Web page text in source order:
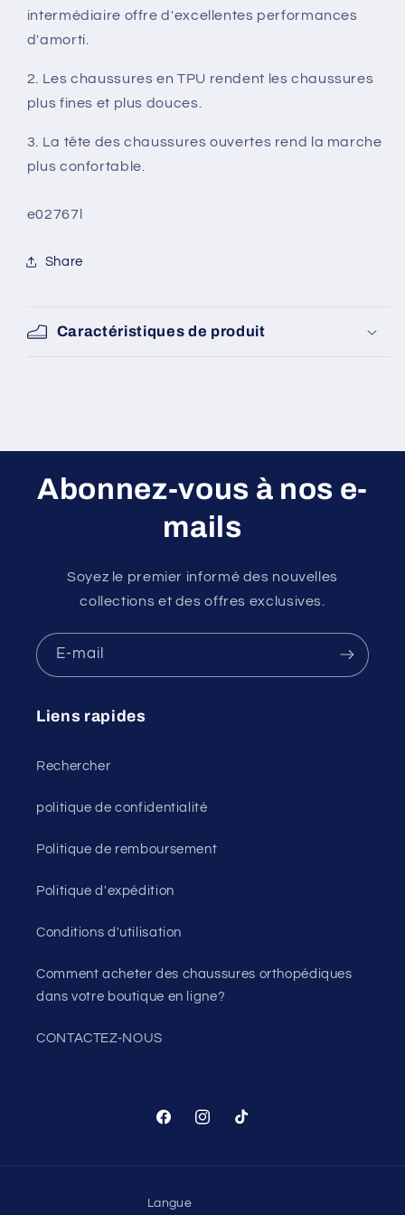
intermédiaire offre d'excellentes performances
d'amorti.
2. Les chaussures en TPU rendent les chaussures
plus fines et plus douces.
3. La tête des chaussures ouvertes rend la marche
plus confortable.
SKU:
e02767l
Share
Caractéristiques de produit
Abonnez-vous à nos e-
mails
Soyez le premier informé des nouvelles
collections et des offres exclusives.
E-mail
Liens rapides
Rechercher
politique de confidentialité
Politique de remboursement
Politique d'expédition
Conditions d'utilisation
Comment acheter des chaussures orthopédiques
dans votre boutique en ligne?
CONTACTEZ-NOUS
FacebookInstagram
TikTok
Langue